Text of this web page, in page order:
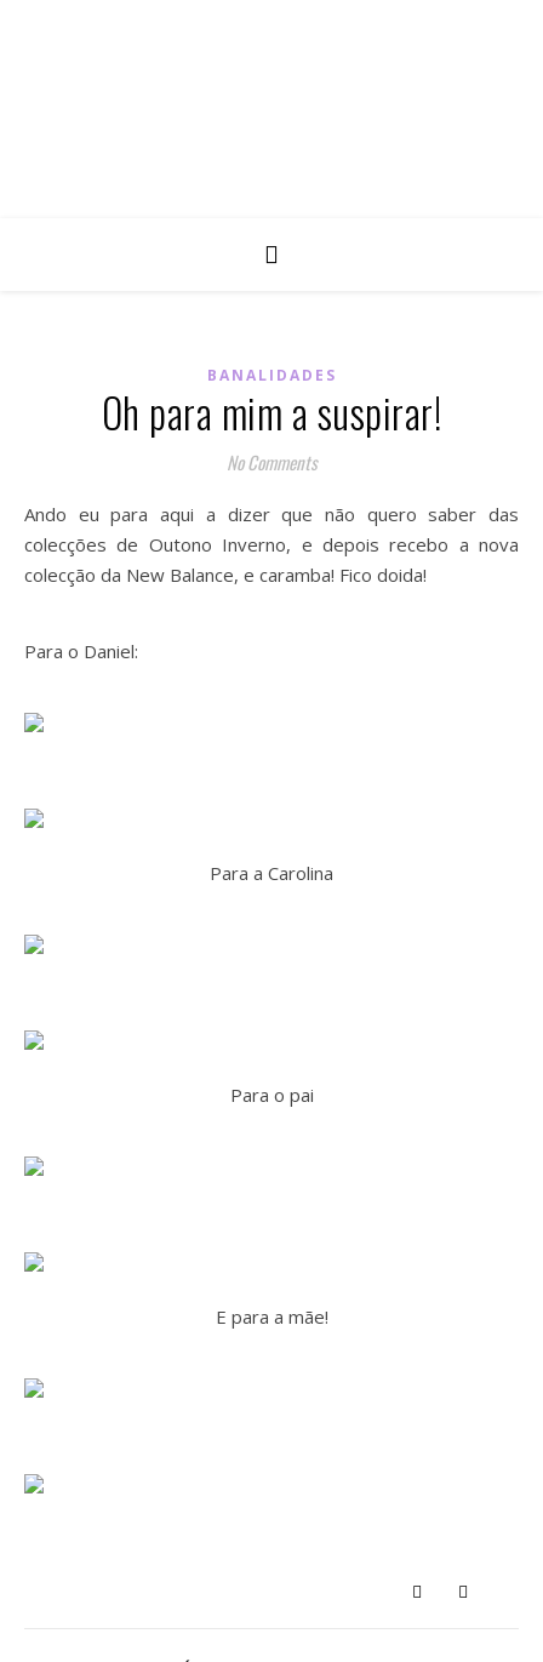
BANALIDADES
Oh para mim a suspirar!
No Comments
Ando eu para aqui a dizer que não quero saber das
colecções de Outono Inverno, e depois recebo a nova
colecção da New Balance, e caramba! Fico doida!
Para o Daniel:
Para a Carolina
Para o pai
E para a mãe!